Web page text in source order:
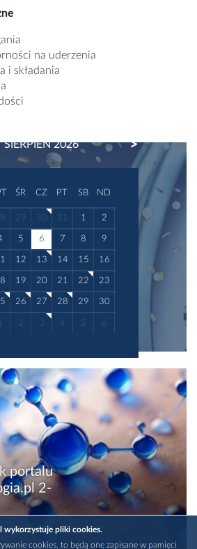
na uderzenia
i składania
SIERPIEŃ 2026 NEXT
ŚR CZ PT SB ND
29 30 31 1 2
5 6 7 8 9
12 13 14 15 16
19 20 21 22 23
26 27 28 29 30
2 3 4 5 6
portalu
2-
wykorzystuje pliki cookies.
cookies, to będą one zapisane w pamięci